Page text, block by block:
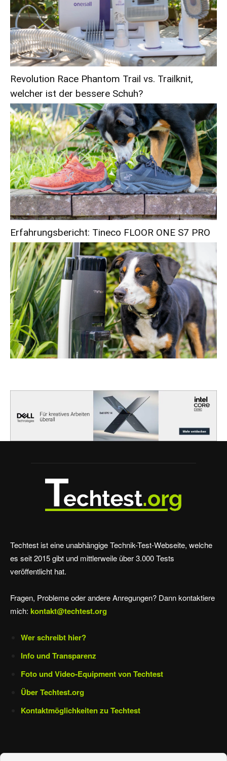
Revolution Race Phantom Trail vs. Trailknit,
welcher ist der bessere Schuh?
Erfahrungsbericht: Tineco FLOOR ONE S7 PRO
Techtest ist eine unabhängige Technik-Test-Webseite, welche
es seit 2015 gibt und mittlerweile über 3.000 Tests
veröffentlicht hat.
Fragen, Probleme oder andere Anregungen? Dann kontaktiere
mich: kontakt@techtest.org
Wer schreibt hier?
Info und Transparenz
Foto und Video-Equipment von Techtest
Über Techtest.org
Kontaktmöglichkeiten zu Techtest